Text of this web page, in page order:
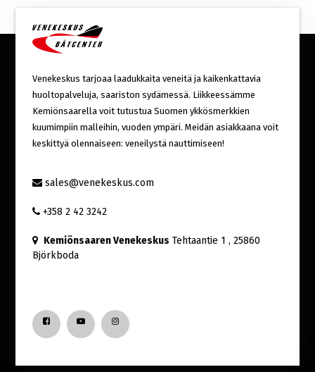
Venekeskus tarjoaa laadukkaita veneitä ja kaikenkattavia
huoltopalveluja, saariston sydämessä. Liikkeessämme
Kemiönsaarella voit tutustua Suomen ykkösmerkkien
kuumimpiin malleihin, vuoden ympäri. Meidän asiakkaana voit
keskittyä olennaiseen: veneilystä nauttimiseen!
sales@venekeskus.com
+358 2 42 3242
Kemiönsaaren Venekeskus Tehtaantie 1 , 25860
Björkboda